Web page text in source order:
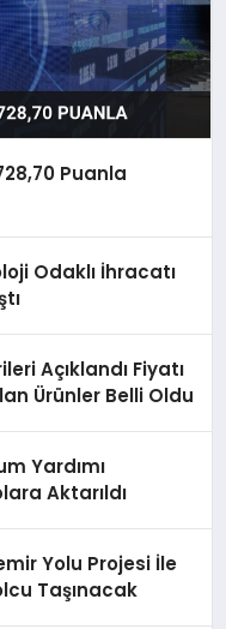
Puanla
Odaklı İhracatı
Açıklandı Fiyatı
Ürünler Belli Oldu
Yardımı
Aktarıldı
Yolu Projesi İle
Taşınacak